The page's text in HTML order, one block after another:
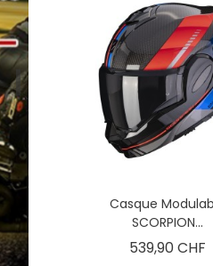
Casque
SCORPION...
539,90 CHF